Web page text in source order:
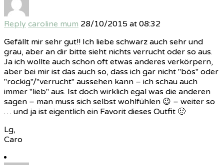
Reply caroline mum 28/10/2015 at 08:32
Gefällt mir sehr gut!! Ich liebe schwarz auch sehr und
grau, aber an dir bitte sieht nichts verrucht oder so aus.
Ja ich wollte auch schon oft etwas anderes verkörpern,
aber bei mir ist das auch so, dass ich gar nicht "bös" oder
"rockig"/"verrucht" aussehen kann – ich schau auch
immer "lieb" aus. Ist doch wirklich egal was die anderen
sagen – man muss sich selbst wohlfühlen 😉 – weiter so
… und ja ist eigentlich ein Favorit dieses Outfit 🙂
Lg,
Caro